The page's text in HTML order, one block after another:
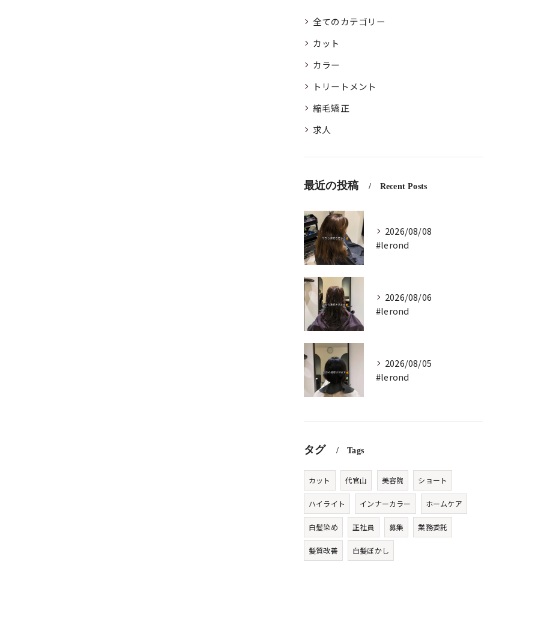
全てのカテゴリー
カット
カラー
トリートメント
縮毛矯正
求人
最近の投稿 Recent Posts
2026/08/08
#lerond
2026/08/06
#lerond
2026/08/05
#lerond
タグ Tags
カット 代官山 美容院 ショート
ハイライト インナーカラー ホームケア
白髪染め 正社員 募集 業務委託
髪質改善 白髪ぼかし